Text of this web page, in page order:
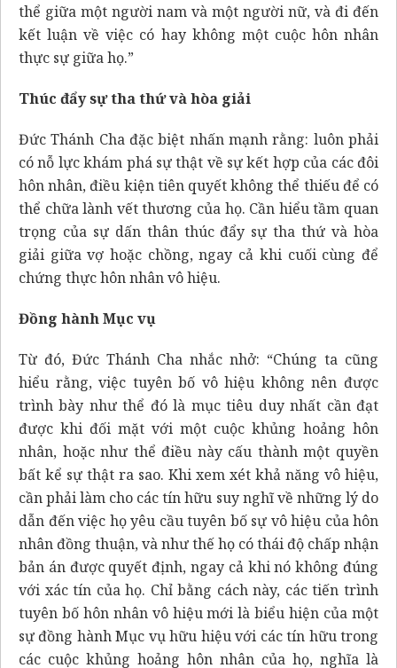
thể giữa một người nam và một người nữ, và đi đến
kết luận về việc có hay không một cuộc hôn nhân
thực sự giữa họ.”
Thúc đẩy sự tha thứ và hòa giải
Đức Thánh Cha đặc biệt nhấn mạnh rằng: luôn phải
có nỗ lực khám phá sự thật về sự kết hợp của các đôi
hôn nhân, điều kiện tiên quyết không thể thiếu để có
thể chữa lành vết thương của họ. Cần hiểu tầm quan
trọng của sự dấn thân thúc đẩy sự tha thứ và hòa
giải giữa vợ hoặc chồng, ngay cả khi cuối cùng để
chứng thực hôn nhân vô hiệu.
Đồng hành Mục vụ
Từ đó, Đức Thánh Cha nhắc nhở: “Chúng ta cũng
hiểu rằng, việc tuyên bố vô hiệu không nên được
trình bày như thể đó là mục tiêu duy nhất cần đạt
được khi đối mặt với một cuộc khủng hoảng hôn
nhân, hoặc như thể điều này cấu thành một quyền
bất kể sự thật ra sao. Khi xem xét khả năng vô hiệu,
cần phải làm cho các tín hữu suy nghĩ về những lý do
dẫn đến việc họ yêu cầu tuyên bố sự vô hiệu của hôn
nhân đồng thuận, và như thế họ có thái độ chấp nhận
bản án được quyết định, ngay cả khi nó không đúng
với xác tín của họ. Chỉ bằng cách này, các tiến trình
tuyên bố hôn nhân vô hiệu mới là biểu hiện của một
sự đồng hành Mục vụ hữu hiệu với các tín hữu trong
các cuộc khủng hoảng hôn nhân của họ, nghĩa là